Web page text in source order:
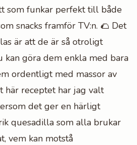
som funkar perfekt till både
snacks framför TV:n. 🌮 Det
är att de är så otroligt
kan göra dem enkla med bara
ordentligt med massor av
här receptet har jag valt
det ger en härligt
quesadilla som alla brukar
vem kan motstå